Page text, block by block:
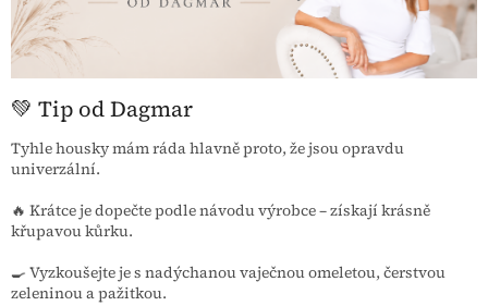
💚 Tip od Dagmar
Tyhle housky mám ráda hlavně proto, že jsou opravdu
univerzální.
🔥 Krátce je dopečte podle návodu výrobce – získají krásně
křupavou kůrku.
🍳 Vyzkoušejte je s nadýchanou vaječnou omeletou, čerstvou
zeleninou a pažitkou.